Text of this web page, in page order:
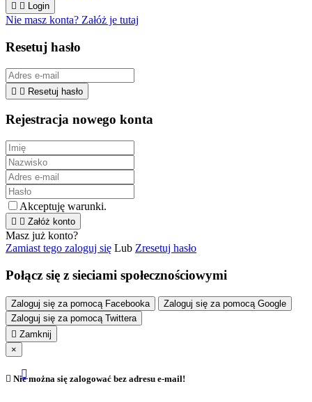

  Login
Nie masz konta? Załóż je tutaj
Resetuj hasło
  Resetuj hasło
Rejestracja nowego konta
Akceptuję warunki.
  Załóż konto
Masz już konto?
Zamiast tego zaloguj się Lub Zresetuj hasło
Połącz się z sieciami społecznościowymi
Zaloguj się za pomocą Facebooka
Zaloguj się za pomocą Google
Zaloguj się za pomocą Twittera
 Zamknij
×
 Nie można się zalogować bez adresu e-mail!